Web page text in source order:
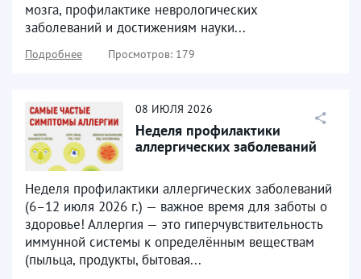
мозга, профилактике неврологических
заболеваний и достижениям науки...
Подробнее Просмотров: 179
08 ИЮЛЯ 2026
Неделя профилактики
аллергических заболеваний
Неделя профилактики аллергических заболеваний
(6–12 июля 2026 г.) — важное время для заботы о
здоровье! Аллергия — это гиперчувствительность
иммунной системы к определённым веществам
(пыльца, продукты, бытовая...